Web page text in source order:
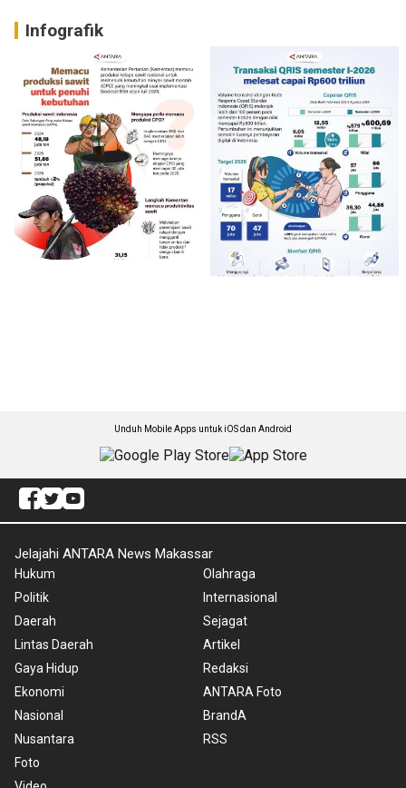
Infografik
Unduh Mobile Apps untuk iOS dan Android
Jelajahi ANTARA News Makassar
Hukum
Politik
Daerah
Lintas Daerah
Gaya Hidup
Ekonomi
Nasional
Nusantara
Foto
Olahraga
Internasional
Sejagat
Artikel
Redaksi
ANTARA Foto
BrandA
RSS